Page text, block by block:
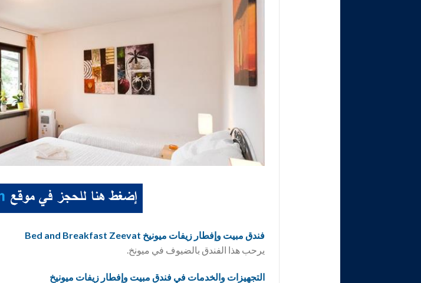
فندق مبيت وإفطار زيفات ميونيخ Bed and Breakfast Zeevat
يرحب هذا الفندق بالضيوف في ميونخ.
التجهيزات والخدمات في فندق مبيت وإفطار زيفات ميونيخ